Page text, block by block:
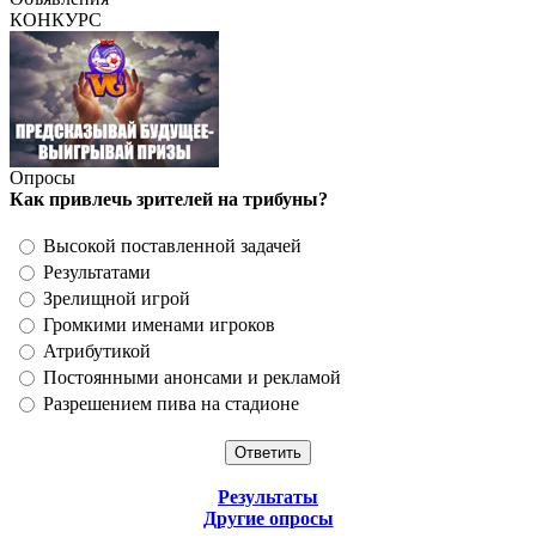
КОНКУРС
Опросы
Как привлечь зрителей на трибуны?
Высокой поставленной задачей
Результатами
Зрелищной игрой
Громкими именами игроков
Атрибутикой
Постоянными анонсами и рекламой
Разрешением пива на стадионе
Результаты
Другие опросы